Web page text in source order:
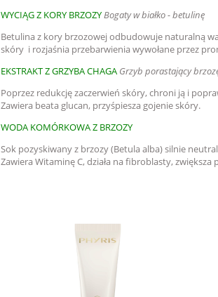
WYCIĄG Z KORY BRZOZYBogaty w białko - betulinę
Betulina z kory brzozowej odbudowuje naturalną
skóry i rozjaśnia przebarwienia wywołane przez
EKSTRAKT Z GRZYBA CHAGA Grzyb porastający
Poprzez redukcję zaczerwień skóry, chroni ją i
Zawiera beata glucan, przyśpiesza gojenie skóry.
WODA KOMÓRKOWA Z BRZOZY
Sok pozyskiwany z brzozy (Betula alba) silnie
Zawiera Witaminę C, działa na fibroblasty,